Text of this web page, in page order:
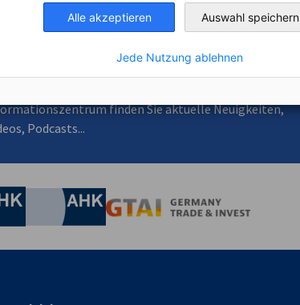
etwas Anderes?
finden Sie aktuelle Neuigkeiten,
Podcasts...
Industrie- und Handelskammer
Industrie- und Handelskammer
AHK.de
Alle akzeptieren Auswahl speichern
Jede Nutzung ablehnen